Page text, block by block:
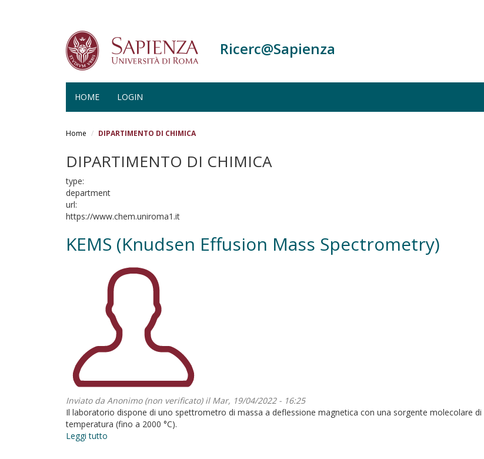
Ricerc@Sapienza
HOME LOGIN
Home DIPARTIMENTO DI CHIMICA
DIPARTIMENTO DI CHIMICA
type:
department
url:
https://www.chem.uniroma1.it
KEMS (Knudsen Effusion Mass Spectrometry)
Inviato da Anonimo (non verificato)il Mar, 19/04/2022 - 16:25
Il laboratorio dispone di uno spettrometro di massa a deflessione magnetica con una sorgente molecolare
temperatura (fino a 2000 °C).
Leggi tutto